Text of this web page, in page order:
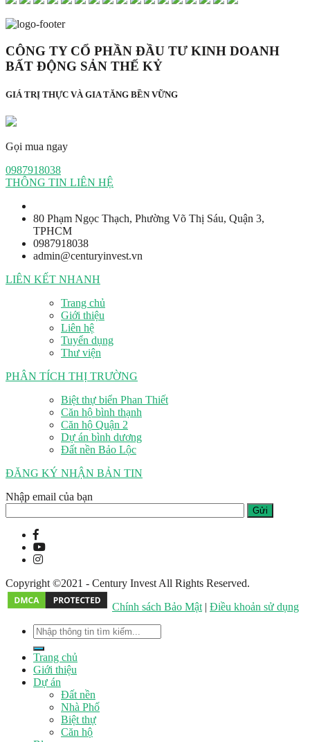
CÔNG TY CỔ PHẦN ĐẦU TƯ KINH DOANH
BẤT ĐỘNG SẢN THẾ KỶ
GIÁ TRỊ THỰC VÀ GIA TĂNG BỀN VỮNG
Gọi mua ngay
0987918038
THÔNG TIN LIÊN HỆ
80 Phạm Ngọc Thạch, Phường Võ Thị Sáu, Quận 3,
TPHCM
0987918038
admin@centuryinvest.vn
LIÊN KẾT NHANH
Trang chủ
Giới thiệu
Liên hệ
Tuyển dụng
Thư viện
PHÂN TÍCH THỊ TRƯỜNG
Biệt thự biển Phan Thiết
Căn hộ bình thạnh
Căn hộ Quận 2
Dự án bình dương
Đất nền Bảo Lộc
ĐĂNG KÝ NHẬN BẢN TIN
Nhập email của bạn
Copyright ©2021 - Century Invest All Rights Reserved.
Chính sách Bảo Mật | Điều khoản sử dụng
Trang chủ
Giới thiệu
Dự án
Đất nền
Nhà Phố
Biệt thự
Căn hộ